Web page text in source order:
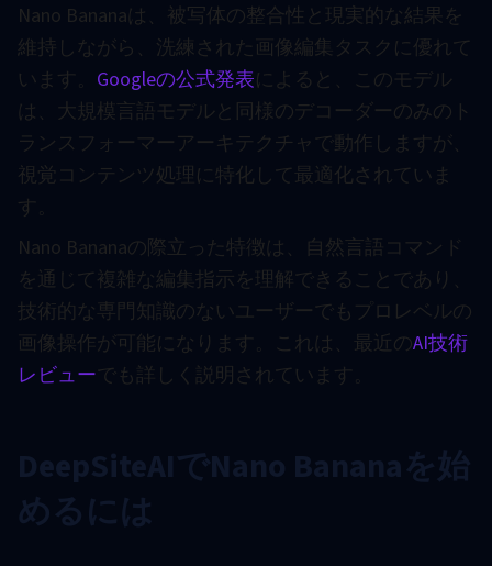
Nano Bananaは、被写体の整合性と現実的な結果を
維持しながら、洗練された画像編集タスクに優れて
います。 Googleの公式発表によると、このモデル
は、大規模言語モデルと同様のデコーダーのみのト
ランスフォーマーアーキテクチャで動作しますが、
視覚コンテンツ処理に特化して最適化されていま
す。
Nano Bananaの際立った特徴は、自然言語コマンド
を通じて複雑な編集指示を理解できることであり、
技術的な専門知識のないユーザーでもプロレベルの
画像操作が可能になります。これは、最近のAI技術
レビュー でも詳しく説明されています。
DeepSiteAIでNano Bananaを始
めるには